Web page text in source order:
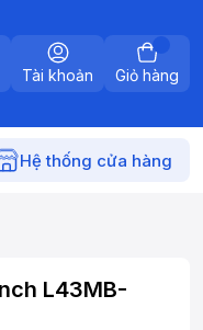
Tài khoản Giỏ hàng
nóng Điện gia
Hệ thống cửa hàng
L43MB-